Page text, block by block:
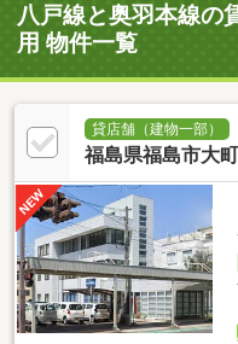
八戸線と奥羽本線の
用 物件一覧
貸店舗（建物一部）
福島県福島市大町